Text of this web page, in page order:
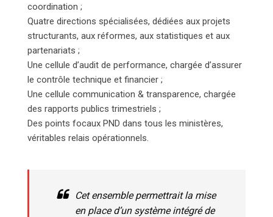
coordination ;
Quatre directions spécialisées, dédiées aux projets
structurants, aux réformes, aux statistiques et aux
partenariats ;
Une cellule d’audit de performance, chargée d’assurer
le contrôle technique et financier ;
Une cellule communication & transparence, chargée
des rapports publics trimestriels ;
Des points focaux PND dans tous les ministères,
véritables relais opérationnels.
Cet ensemble permettrait la mise
en place d’un système intégré de